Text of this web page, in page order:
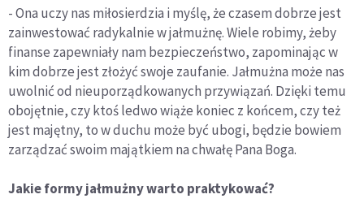
- Ona uczy nas miłosierdzia i myślę, że czasem dobrze jest
zainwestować radykalnie w jałmużnę. Wiele robimy, żeby
finanse zapewniały nam bezpieczeństwo, zapominając w
kim dobrze jest złożyć swoje zaufanie. Jałmużna może nas
uwolnić od nieuporządkowanych przywiązań. Dzięki temu
obojętnie, czy ktoś ledwo wiąże koniec z końcem, czy też
jest majętny, to w duchu może być ubogi, będzie bowiem
zarządzać swoim majątkiem na chwałę Pana Boga.
Jakie formy jałmużny warto praktykować?